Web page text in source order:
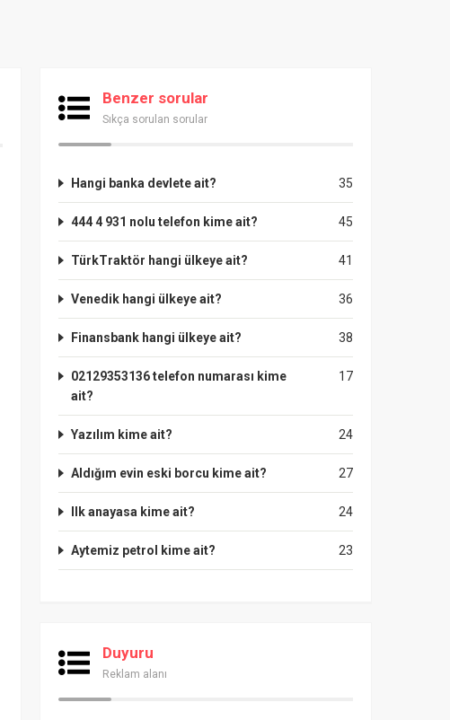
Benzer sorular
Sıkça sorulan sorular
35
Hangi banka devlete ait?
45
444 4 931 nolu telefon kime ait?
41
TürkTraktör hangi ülkeye ait?
36
Venedik hangi ülkeye ait?
38
Finansbank hangi ülkeye ait?
17
02129353136 telefon numarası kime
ait?
24
Yazılım kime ait?
27
Aldığım evin eski borcu kime ait?
24
Ilk anayasa kime ait?
23
Aytemiz petrol kime ait?
Duyuru
Reklam alanı